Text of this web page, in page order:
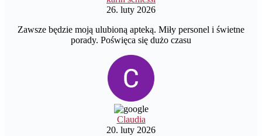
26. luty 2026
Zawsze będzie moją ulubioną apteką. Miły personel i świetne
porady. Poświęca się dużo czasu
Claudia
20. luty 2026